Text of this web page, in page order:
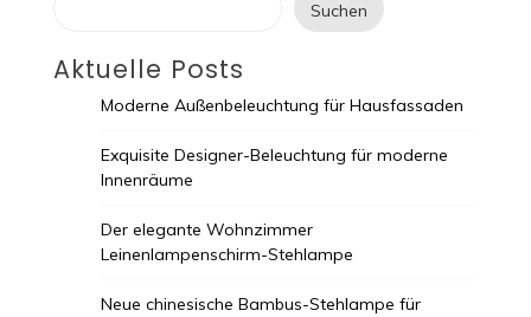
Suchen
Aktuelle Posts
Moderne Außenbeleuchtung für Hausfassaden
Exquisite Designer-Beleuchtung für moderne
Innenräume
Der elegante Wohnzimmer
Leinenlampenschirm-Stehlampe
Neue chinesische Bambus-Stehlampe für